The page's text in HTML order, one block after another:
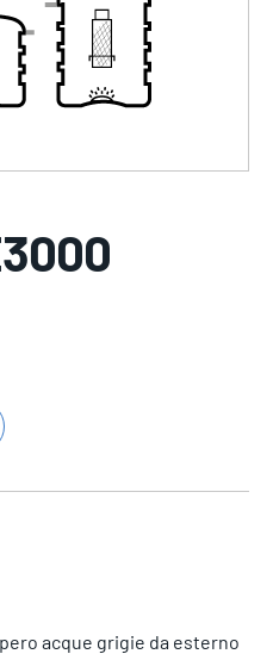
acque grigie da esterno